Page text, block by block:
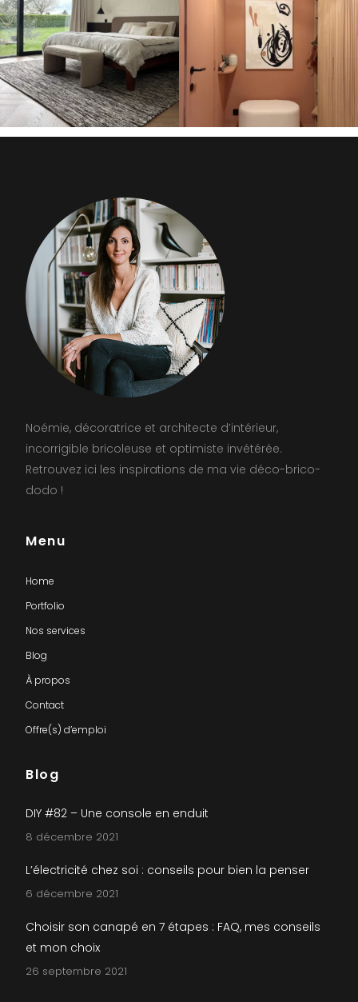
Noémie, décoratrice et architecte d’intérieur,
incorrigible bricoleuse et optimiste invétérée.
Retrouvez ici les inspirations de ma vie déco-brico-
dodo !
Menu
Home
Portfolio
Nos services
Blog
À propos
Contact
Offre(s) d’emploi
Blog
DIY #82 – Une console en enduit
8 décembre 2021
L’électricité chez soi : conseils pour bien la penser
6 décembre 2021
Choisir son canapé en 7 étapes : FAQ, mes conseils
et mon choix
26 septembre 2021